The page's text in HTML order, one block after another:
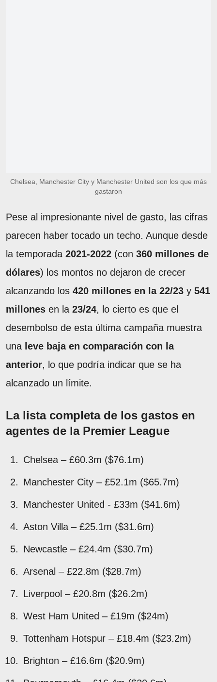
Chelsea, Manchester City y Manchester United son los que más
gastaron
Pese al impresionante nivel de gasto, las cifras
parecen haber tocado un techo. Aunque desde
la temporada 2021-2022 (con 360 millones de
dólares) los montos no dejaron de crecer
alcanzando los 420 millones en la 22/23 y 541
millones en la 23/24, lo cierto es que el
desembolso de esta última campaña muestra
una leve baja en comparación con la
anterior, lo que podría indicar que se ha
alcanzado un límite.
La lista completa de los gastos en
agentes de la Premier League
Chelsea – £60.3m ($76.1m)
Manchester City – £52.1m ($65.7m)
Manchester United - £33m ($41.6m)
Aston Villa – £25.1m ($31.6m)
Newcastle – £24.4m ($30.7m)
Arsenal – £22.8m ($28.7m)
Liverpool – £20.8m ($26.2m)
West Ham United – £19m ($24m)
Tottenham Hotspur – £18.4m ($23.2m)
Brighton – £16.6m ($20.9m)